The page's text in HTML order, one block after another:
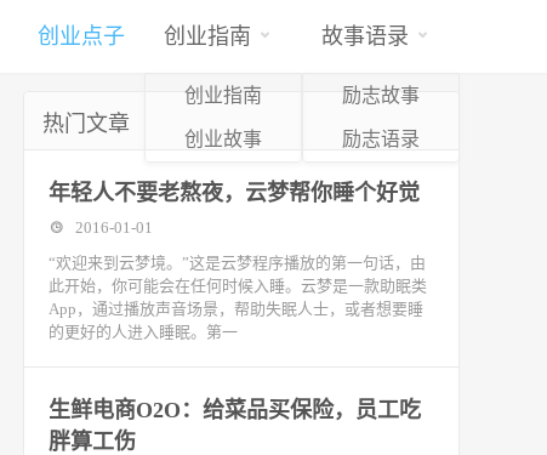
创业点子 创业指南
创业指南
创业故事
故事语录
励志故事
励志语录
热门文章
年轻人不要老熬夜，云梦帮你睡个好觉
2016-01-01
“欢迎来到云梦境。”这是云梦程序播放的第一句话，由
此开始，你可能会在任何时候入睡。云梦是一款助眠类
App，通过播放声音场景，帮助失眠人士，或者想要睡
的更好的人进入睡眠。第一
生鲜电商O2O：给菜品买保险，员工吃
胖算工伤